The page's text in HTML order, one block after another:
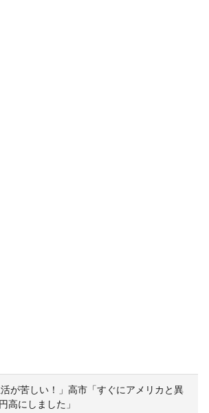
が苦しい！」高市「すぐにアメリカと異
高にしました」